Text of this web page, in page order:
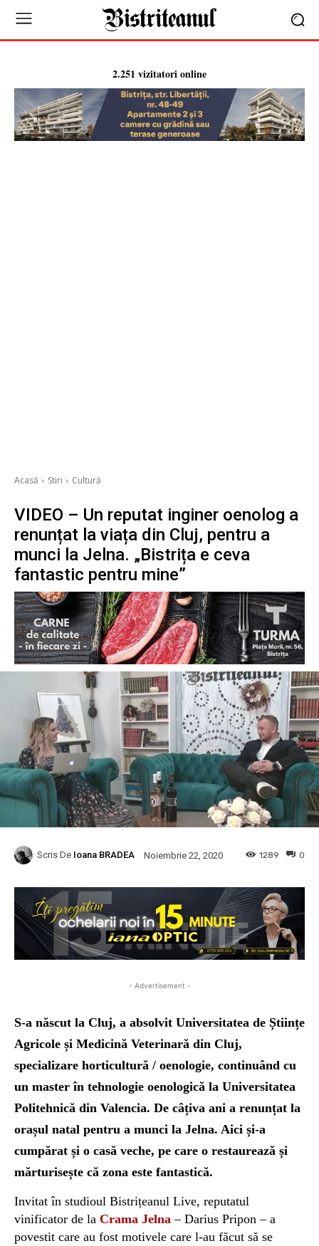
2.251 vizitatori online
Acasă Stiri Cultură
VIDEO – Un reputat inginer oenolog a
renunțat la viața din Cluj, pentru a
munci la Jelna. „Bistrița e ceva
fantastic pentru mine”
Scris De Ioana BRADEA Noiembrie 22, 2020 0
1289
- Advertisement -
S-a născut la Cluj, a absolvit Universitatea de Științe
Agricole și Medicină Veterinară din Cluj,
specializare horticultură / oenologie, continuând cu
un master în tehnologie oenologică la Universitatea
Politehnică din Valencia. De câțiva ani a renunțat la
orașul natal pentru a munci la Jelna. Aici și-a
cumpărat și o casă veche, pe care o restaurează și
mărturisește că zona este fantastică.
Invitat în studioul Bistrițeanul Live, reputatul
vinificator de la Crama Jelna – Darius Pripon – a
povestit care au fost motivele care l-au făcut să se